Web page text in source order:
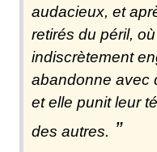
audacieux, et
retirés du péril,
indiscrètement
abandonne avec
et elle punit leur
des autres.